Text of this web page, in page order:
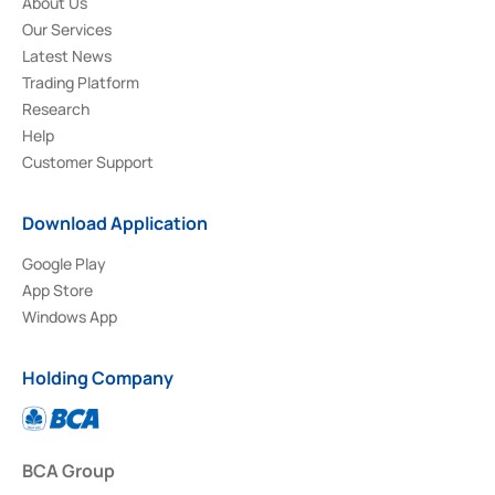
Our Services
Latest News
Trading Platform
Research
Help
Customer Support
Download Application
Google Play
App Store
Windows App
Holding Company
BCA Group